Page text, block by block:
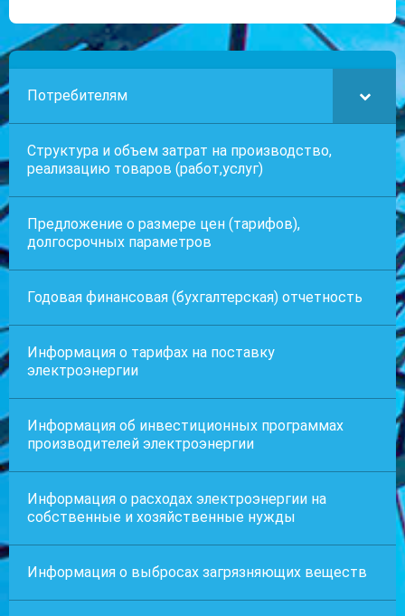
Потребителям
Структура и объем затрат на производство,
реализацию товаров (работ,услуг)
Предложение о размере цен (тарифов),
долгосрочных параметров
Годовая финансовая (бухгалтерская) отчетность
Информация о тарифах на поставку
электроэнергии
Информация об инвестиционных программах
производителей электроэнергии
Информация о расходах электроэнергии на
собственные и хозяйственные нужды
Информация о выбросах загрязняющих веществ